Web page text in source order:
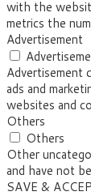
with the
metrics the
Advertisement
Advertisement
ads and
websites and
Others
Others
Other
and have not
SAVE &